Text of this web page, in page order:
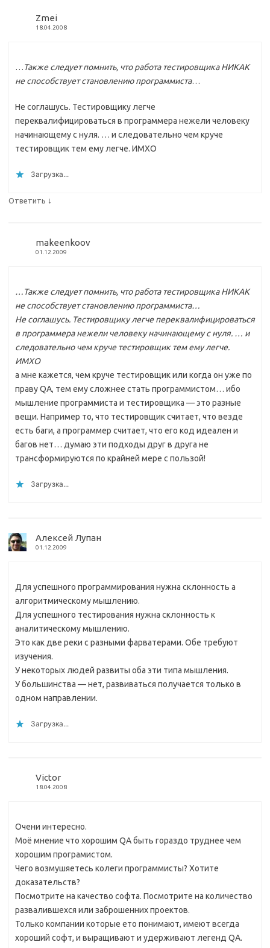
Zmei
18.04.2008
…Также следует помнить, что работа тестировщика НИКАК
не способствует становлению программиста…
Не соглашусь. Тестировщику легче
переквалифицироваться в программера нежели человеку
начинающему с нуля. … и следовательно чем круче
тестировщик тем ему легче. ИМХО
Загрузка...
Ответить ↓
makeenkoov
01.12.2009
…Также следует помнить, что работа тестировщика НИКАК
не способствует становлению программиста…
Не соглашусь. Тестировщику легче переквалифицироваться
в программера нежели человеку начинающему с нуля. … и
следовательно чем круче тестировщик тем ему легче.
ИМХО
а мне кажется, чем круче тестировщик или когда он уже по
праву QA, тем ему сложнее стать программистом… ибо
мышление программиста и тестировщика — это разные
вещи. Например то, что тестировщик считает, что везде
есть баги, а программер считает, что его код идеален и
багов нет… думаю эти подходы друг в друга не
трансформируются по крайней мере с пользой!
Загрузка...
Алексей Лупан
01.12.2009
Для успешного программирования нужна склонность а
алгоритмическому мышлению.
Для успешного тестирования нужна склонность к
аналитическому мышлению.
Это как две реки с разными фарватерами. Обе требуют
изучения.
У некоторых людей развиты оба эти типа мышления.
У большинства — нет, развиваться получается только в
одном направлении.
Загрузка...
Victor
18.04.2008
Очени интересно.
Моё мнение что хорошим QА быть гораздо труднее чем
хорошим програмистом.
Чего возмушяетесь колеги программисты? Хотите
доказательств?
Посмотрите на качество софта. Посмотрите на количество
развалившехся или заброшенних проектов.
Только компании которые ето понимают, имеют всегда
хороший софт, и выращивают и удерживают легенд QА.